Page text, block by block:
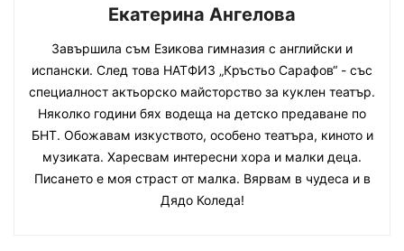
Екатерина Ангелова
Завършила съм Езикова гимназия с английски и
испански. След това НАТФИЗ „Кръстьо Сарафов“ - със
специалност актьорско майсторство за куклен театър.
Няколко години бях водеща на детско предаване по
БНТ. Обожавам изкуството, особено театъра, киното и
музиката. Харесвам интересни хора и малки деца.
Писането е моя страст от малка. Вярвам в чудеса и в
Дядо Коледа!